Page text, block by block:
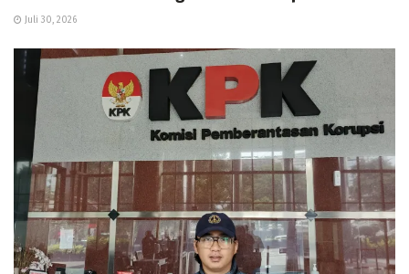
Juli 30, 2026